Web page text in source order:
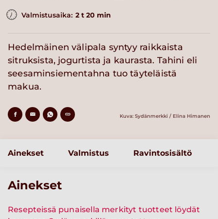
Valmistusaika: 2 t 20 min
Hedelmäinen välipala syntyy raikkaista
sitruksista, jogurtista ja kaurasta. Tahini eli
seesaminsiementahna tuo täyteläistä
makua.
Kuva: Sydänmerkki / Elina Himanen
Ainekset Valmistus Ravintosisältö
Ainekset
Resepteissä punaisella merkityt tuotteet löydät